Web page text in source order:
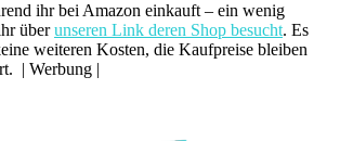
ihr bei Amazon einkauft – ein wenig
überunseren Link deren Shop besucht. Es
weiteren Kosten, die Kaufpreise bleiben
| Werbung |